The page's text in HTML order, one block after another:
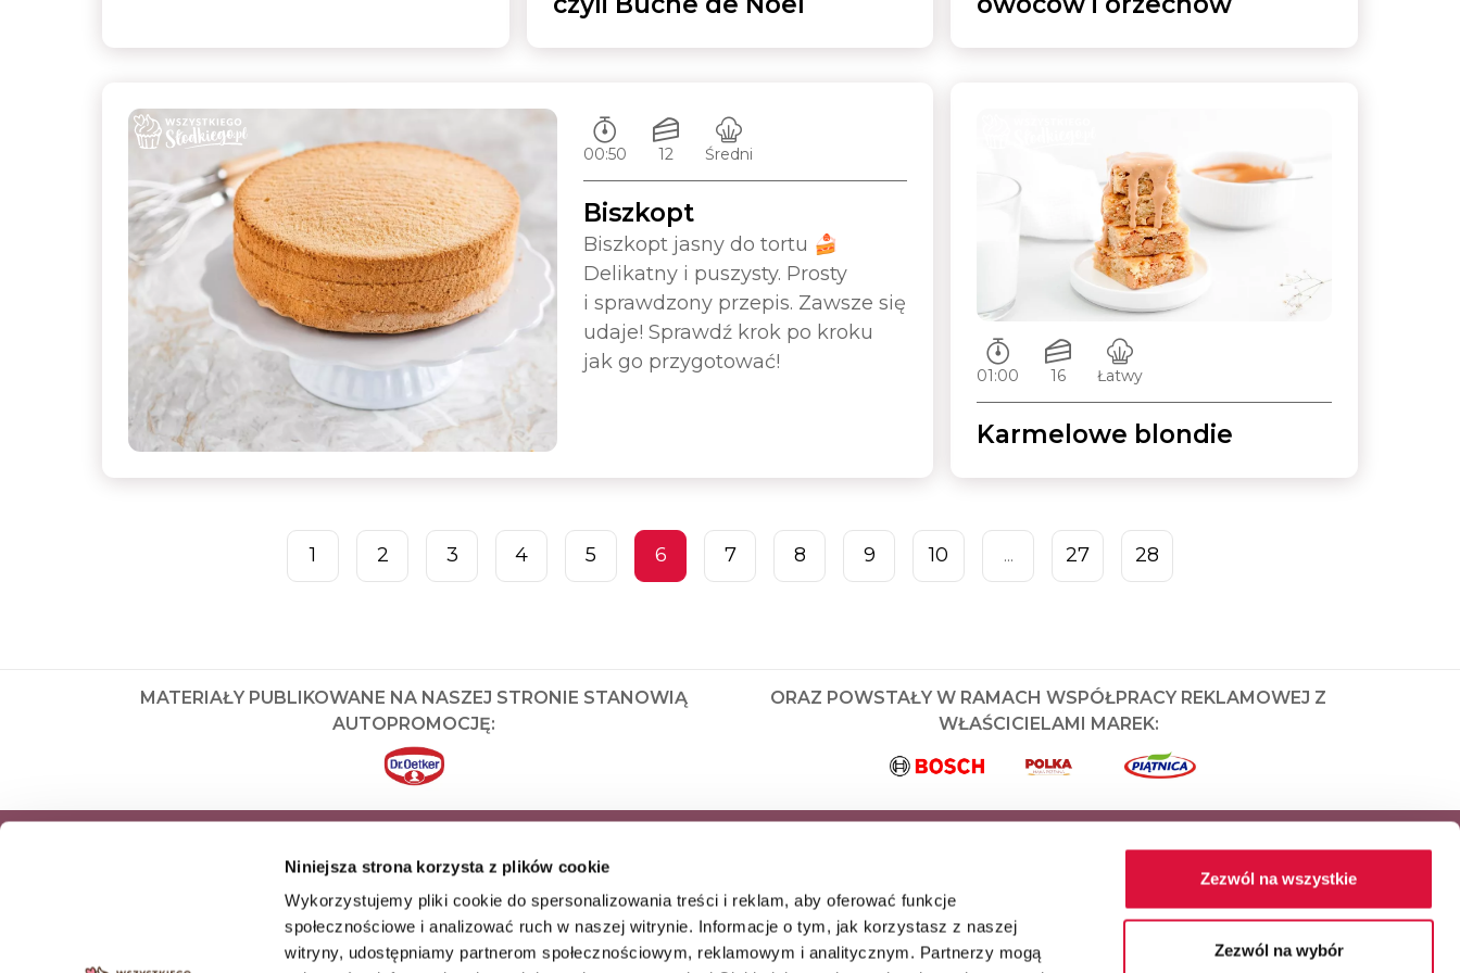
Niniejsza strona korzysta z plików cookie
Wykorzystujemy pliki cookie do spersonalizowania treści i reklam, aby oferować funkcje
społecznościowe i analizować ruch w naszej witrynie. Informacje o tym, jak korzystasz z naszej
witryny, udostępniamy partnerom społecznościowym, reklamowym i analitycznym. Partnerzy mogą
Zezwól na wszystkie
Zezwól na wybór
Czas przygotowywania:
00:50
Ilość porcji:
12
Poziom trudności:
Średni
Biszkopt
Biszkopt jasny do tortu 🍰
Delikatny i puszysty. Prosty
i sprawdzony przepis. Zawsze się
udaje! Sprawdź krok po kroku
jak go przygotować!
Czas przygotowywania:
01:00
Ilość porcji:
16
Poziom trudności:
Łatwy
Karmelowe blondie
1 2 3 4 5 6 7 8 9 10 ... 27 28
MATERIAŁY PUBLIKOWANE NA NASZEJ STRONIE STANOWIĄ
AUTOPROMOCJĘ:
ORAZ POWSTAŁY W RAMACH WSPÓŁPRACY REKLAMOWEJ Z
WŁAŚCICIELAMI MAREK:
ZAPISZ SIĘ DO NEWSLETTERA I ODKRYJ JAKO PIERWSZY
NASZE NAJNOWSZE PRODUKTY ORAZ WYJĄTKOWE